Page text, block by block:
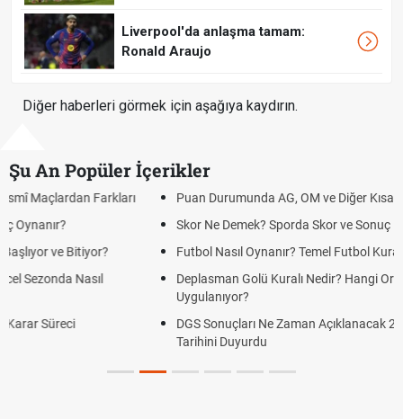
Liverpool'da anlaşma tamam:
Ronald Araujo
Diğer haberleri görmek için aşağıya kaydırın.
Şu An Popüler İçerikler
Puan Durumunda AG, OM ve Diğer Kısaltmalar Ne Anlama Gelir?
Skor Ne Demek? Sporda Skor ve Sonuç Kavramları
Futbol Nasıl Oynanır? Temel Futbol Kuralları
Deplasman Golü Kuralı Nedir? Hangi Organizasyonlarda
DGS Sonuçları Ne Zaman Açıklanacak 2026? ÖSYM Sonuç